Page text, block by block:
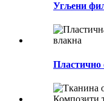
Угљени
Пластично